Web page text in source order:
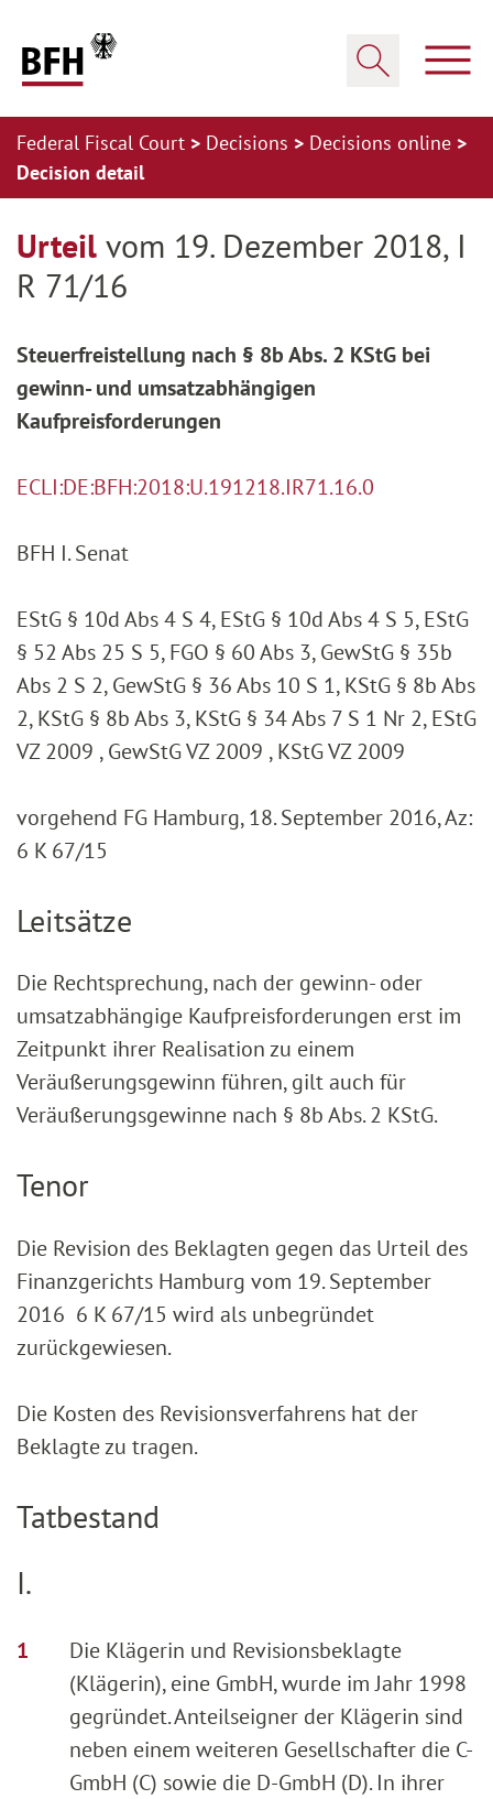
Federal Fiscal Court Decisions
Decisions online
Decision detail
Urteil vom 19. Dezember 2018, I
R 71/16
Steuerfreistellung nach § 8b Abs. 2 KStG bei
gewinn- und umsatzabhängigen
Kaufpreisforderungen
ECLI:DE:BFH:2018:U.191218.IR71.16.0
BFH I. Senat
EStG § 10d Abs 4 S 4, EStG § 10d Abs 4 S 5, EStG
§ 52 Abs 25 S 5, FGO § 60 Abs 3, GewStG § 35b
Abs 2 S 2, GewStG § 36 Abs 10 S 1, KStG § 8b Abs
2, KStG § 8b Abs 3, KStG § 34 Abs 7 S 1 Nr 2, EStG
VZ 2009 , GewStG VZ 2009 , KStG VZ 2009
vorgehend FG Hamburg, 18. September 2016, Az:
6 K 67/15
Leitsätze
Die Rechtsprechung, nach der gewinn- oder
umsatzabhängige Kaufpreisforderungen erst im
Zeitpunkt ihrer Realisation zu einem
Veräußerungsgewinn führen, gilt auch für
Veräußerungsgewinne nach § 8b Abs. 2 KStG.
Tenor
Die Revision des Beklagten gegen das Urteil des
Finanzgerichts Hamburg vom 19. September
2016 6 K 67/15 wird als unbegründet
zurückgewiesen.
Die Kosten des Revisionsverfahrens hat der
Beklagte zu tragen.
Tatbestand
I.
Die Klägerin und Revisionsbeklagte
(Klägerin), eine GmbH, wurde im Jahr 1998
gegründet. Anteilseigner der Klägerin sind
neben einem weiteren Gesellschafter die C-
GmbH (C) sowie die D-GmbH (D). In ihrer